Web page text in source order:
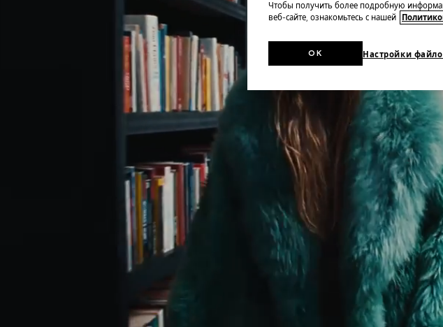
Чтобы получить более подробную
веб-сайте, ознакомьтесь с нашей
Настройки
OK